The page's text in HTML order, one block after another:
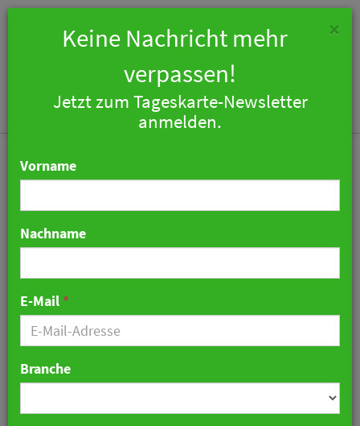
Neue Zimmer, neues Spa,
neues Gourmetkonzept -
Hotel Kronelamm baut
um
08. Juli 2026 09:24 Uhr| Hotellerie
×
Keine Nachricht mehr
verpassen!
Jetzt zum Tageskarte-Newsletter
anmelden.
Vorname
Nachname
E-Mail *
Branche